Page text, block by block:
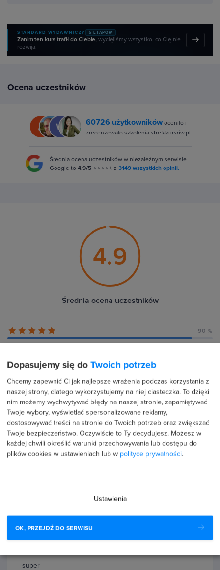
STANDARD WYDAWNICZY 5 ETAPÓW
Zanim ten kurs trafił do Ciebie,wycięliśmy wszystko, co Cię nie
rozwija.
Ocena uczestników
60726 użytkownikówoceniło i
zrecenzowało szkolenia strefakursów.pl
Średnia ocena uczestników w niezależnym serwisie
Google to 4.9/5 ⭐⭐⭐⭐⭐ z 3149 wszystkich opinii.
4.9
Średnia ocena uczestników
90 %
2 %
Krzysztof Kazimierski
super
Dopasujemy się do Twoich potrzeb
Chcemy zapewnić Ci jak najlepsze wrażenia podczas korzystania z
naszej strony, dlatego wykorzystujemy na niej ciasteczka. To dzięki
nim możemy wychwytywać błędy na naszej stronie, zapamiętywać
Twoje wybory, wyświetlać spersonalizowane reklamy,
dostosowywać treści na stronie do Twoich potrzeb oraz zwiększać
Twoje bezpieczeństwo. Oczywiście to Ty decydujesz. Możesz w
każdej chwili określić warunki przechowywania lub dostępu do
plików cookies w ustawieniach lub w polityce prywatności.
Ustawienia
OK, PRZEJDŹ DO SERWISU